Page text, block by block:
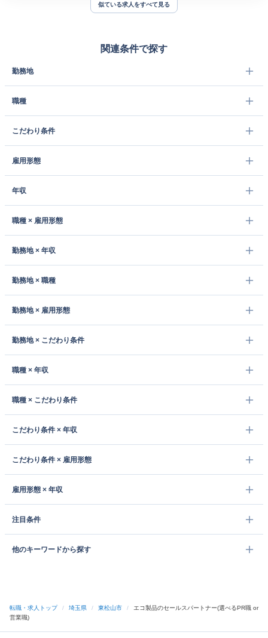
似ている求人をすべて見る
関連条件で探す
勤務地
職種
こだわり条件
雇用形態
年収
職種 × 雇用形態
勤務地 × 年収
勤務地 × 職種
勤務地 × 雇用形態
勤務地 × こだわり条件
職種 × 年収
職種 × こだわり条件
こだわり条件 × 年収
こだわり条件 × 雇用形態
雇用形態 × 年収
注目条件
他のキーワードから探す
転職・求人トップ / 埼玉県 / 東松山市 /
エコ製品のセールスパートナー(選べるPR職 or
営業職)